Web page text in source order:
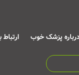
پزشک خوب